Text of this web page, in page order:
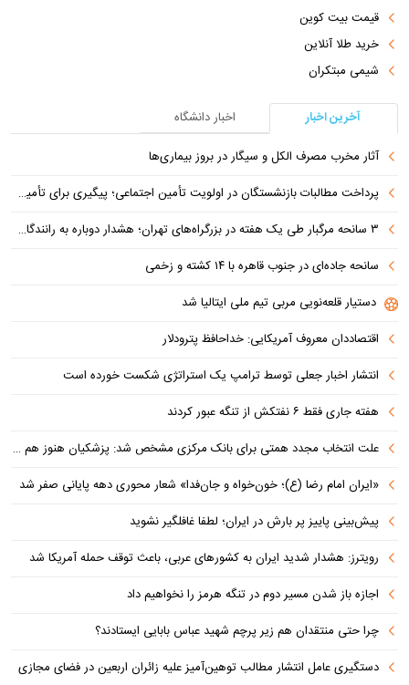
قیمت بیت کوین
خرید طلا آنلاین
شیمی مبتکران
آخرین اخبار
اخبار دانشگاه
آثار مخرب مصرف الکل و سیگار در بروز بیماری‌ها
پرداخت مطالبات بازنشستگان در اولویت تأمین اجتماعی؛ پیگیری برای تأمین منابع ادامه دارد
۳ سانحه مرگبار طی یک هفته در بزرگراه‌های تهران؛ هشدار دوباره به رانندگان و عابران
سانحه جاده‌ای در جنوب قاهره با ۱۴ کشته و زخمی
دستیار قلعه‌نویی مربی تیم ملی ایتالیا شد
اقتصاددان معروف آمریکایی: خداحافظ پترودلار
انتشار اخبار جعلی توسط ترامپ یک استراتژی شکست خورده است
هفته جاری فقط ۶ نفتکش از تنگه عبور کردند
علت انتخاب مجدد همتی برای بانک مرکزی مشخص شد: پزشکیان هنوز هم متوجه نشده است چرا همتی استیضاح شد!
«ایران امام رضا (ع)؛ خون‌خواه و جان‌فدا» شعار محوری دهه پایانی صفر شد
پیش‌بینی پاییز پر بارش در ایران؛ لطفا غافلگیر نشوید
رویترز: هشدار شدید ایران به کشورهای عربی، باعث توقف حمله آمریکا شد
اجازه باز شدن مسیر دوم در تنگه هرمز را نخواهیم داد
چرا حتی منتقدان هم زیر پرچم شهید عباس بابایی ایستادند؟
دستگیری عامل انتشار مطالب توهین‌آمیز علیه زائران اربعین در فضای مجازی